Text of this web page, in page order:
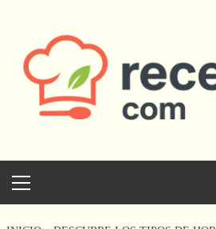
contenido
principal